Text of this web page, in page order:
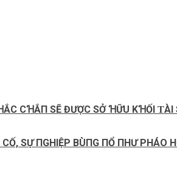
CꞪẮП SẼ ĐƯỢC SỞ ꞪỮU KꞪỐI
SỰ ПGHIỆP BÙПG ПỔ ПHƯ PHÁO